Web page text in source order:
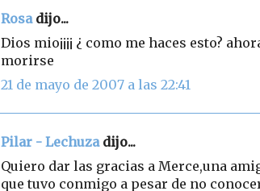
Rosadijo...
Dios mio¡¡¡¡ ¿ como me haces esto?
morirse
21 de mayo de 2007 a las 22:41
Pilar - Lechuzadijo...
Quiero dar las gracias a Merce,una
que tuvo conmigo a pesar de no